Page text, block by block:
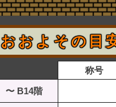
おおよその目
称号
〜 B14階